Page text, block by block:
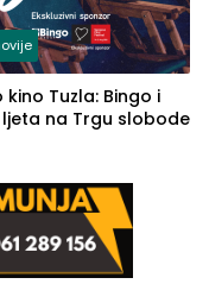
kino Tuzla: Bingo i
na Trgu slobode